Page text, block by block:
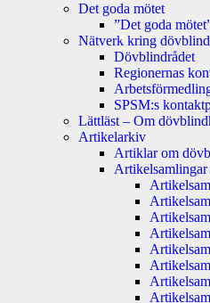
Det goda mötet
”Det goda
Nätverk kring
Dövblindrådet
Regionernas
SPSM:s
Lättläst – Om
Artikelarkiv
Artiklar om